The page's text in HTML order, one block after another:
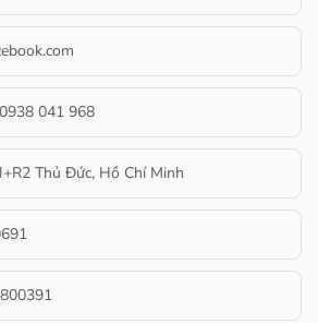
0938 041 968
Thủ Đức, Hồ Chí Minh